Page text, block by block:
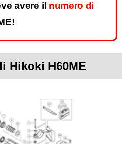
avere il numero di
Hikoki H60ME